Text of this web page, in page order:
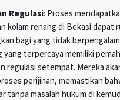
Regulasi: Proses
kolam renang di Bekasi dapat
bagi yang tidak
yang terpercaya memiliki
regulasi setempat. Mereka
perijinan, memastikan
tanpa masalah hukum di